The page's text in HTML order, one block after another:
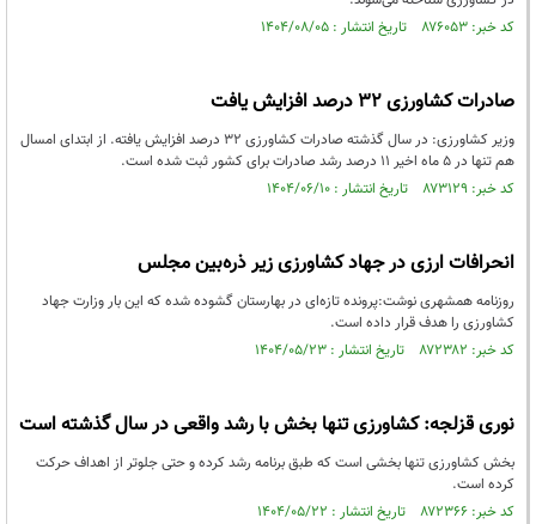
کد خبر: ۸۷۶۰۵۳ تاریخ انتشار : ۱۴۰۴/۰۸/۰۵
صادرات کشاورزی ۳۲ درصد افزایش یافت
وزیر کشاورزی: در سال گذشته صادرات کشاورزی ۳۲ درصد افزایش یافته. از ابتدای امسال
هم تنها در ۵ ماه اخیر ۱۱ درصد رشد صادرات برای کشور ثبت شده است.
کد خبر: ۸۷۳۱۲۹ تاریخ انتشار : ۱۴۰۴/۰۶/۱۰
انحرافات ارزی در جهاد کشاورزی زیر ذره‌بین مجلس
روزنامه همشهری نوشت:پرونده تازه‌ای در بهارستان گشوده شده که این بار وزارت جهاد
کشاورزی را هدف قرار داده است.
کد خبر: ۸۷۲۳۸۲ تاریخ انتشار : ۱۴۰۴/۰۵/۲۳
نوری قزلجه: کشاورزی تنها بخش با رشد واقعی در سال گذشته است
بخش کشاورزی تنها بخشی است که طبق برنامه رشد کرده و حتی جلوتر از اهداف حرکت
کرده است.
کد خبر: ۸۷۲۳۶۶ تاریخ انتشار : ۱۴۰۴/۰۵/۲۲